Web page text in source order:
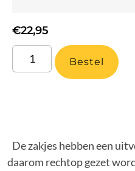
€22,95
Bestel
De zakjes hebben een
daarom rechtop gezet